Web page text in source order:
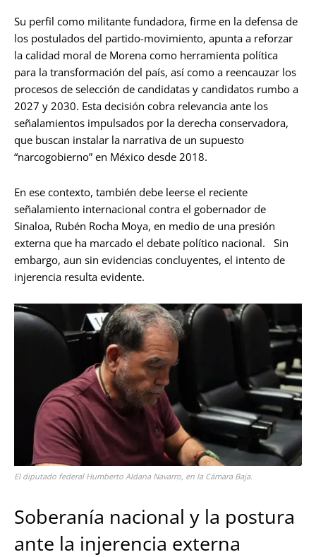
Su perfil como militante fundadora, firme en la defensa de
los postulados del partido-movimiento, apunta a reforzar
la calidad moral de Morena como herramienta política
para la transformación del país, así como a reencauzar los
procesos de selección de candidatas y candidatos rumbo a
2027 y 2030. Esta decisión cobra relevancia ante los
señalamientos impulsados por la derecha conservadora,
que buscan instalar la narrativa de un supuesto
“narcogobierno” en México desde 2018.
En ese contexto, también debe leerse el reciente
señalamiento internacional contra el gobernador de
Sinaloa, Rubén Rocha Moya, en medio de una presión
externa que ha marcado el debate político nacional. Sin
embargo, aun sin evidencias concluyentes, el intento de
injerencia resulta evidente.
El diputado federal Humberto Aldana Navarro, en la Cámara Baja.
Soberanía nacional y la postura
ante la injerencia externa